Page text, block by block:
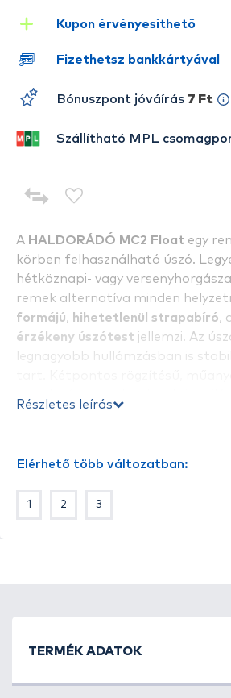
A HALDORÁDÓ MC2 Float egy
körben felhasználható úszó.
hétköznapi- vagy
remek alternatíva minden
formájú, hihetetlenül strapabíró,
érzékeny úszótest jellemzi. Az
legnagyobb hullámzásban is
Részletes leírás
Elérhető több változatban:
1 2 3
Kupon érvényesíthető
Fizethetsz bankkártyával
Bónuszpont jóváírás 7 Ft
Szállítható MPL
TERMÉK ADATOK